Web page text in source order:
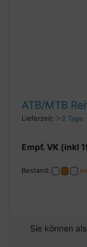
ATB/MTB
Lieferzeit: 1-2 Tage
Empf. VK (inkl
Bestand:
Sie können